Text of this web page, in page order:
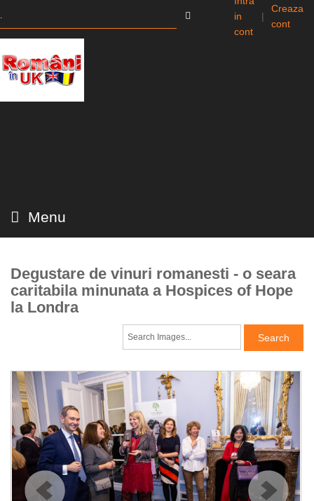
in
cont
|
Creaza
cont
Menu
Degustare de vinuri romanesti - o seara
caritabila minunata a Hospices of Hope
la Londra